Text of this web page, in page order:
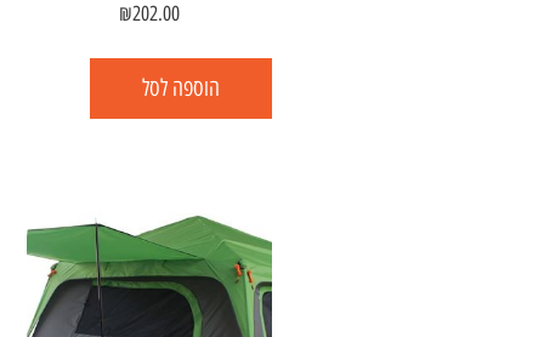
₪202.00
הוספה לסל